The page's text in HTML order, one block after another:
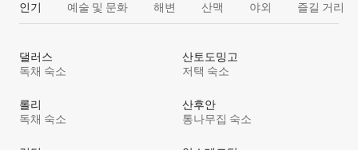
인기 예술 및 문화 해변 산맥 야외 즐길 거리
댈러스
독채 숙소
산토도밍고
저택 숙소
롤리
독채 숙소
산후안
통나무집 숙소